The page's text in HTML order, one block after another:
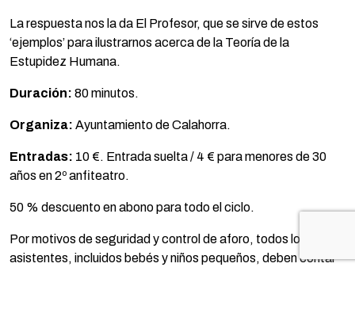
La respuesta nos la da El Profesor, que se sirve de estos
‘ejemplos’ para ilustrarnos acerca de la Teoría de la
Estupidez Humana.
Duración: 80 minutos.
Organiza: Ayuntamiento de Calahorra.
Entradas: 10 €. Entrada suelta / 4 € para menores de 30
años en 2º anfiteatro.
50 % descuento en abono para todo el ciclo.
Por motivos de seguridad y control de aforo, todos los
asistentes, incluidos bebés y niños pequeños, deben contar